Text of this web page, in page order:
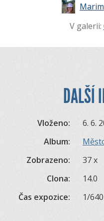
V galerii:
DALŠÍ
Vloženo:
6. 6.
Album:
Zobrazeno:
37 x
Clona:
14.0
Čas expozice:
1/